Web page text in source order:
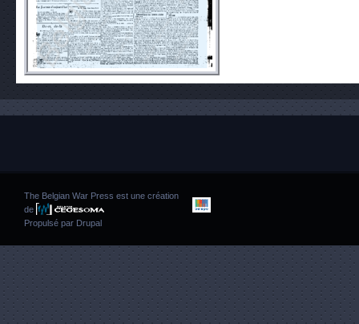
The Belgian War Press est une création
de
Propulsé par Drupal